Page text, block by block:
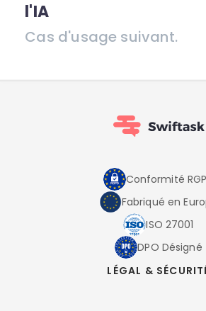
l'IA
Cas d'usage suivant.
Conformité
Fabriqué en
ISO 27001
DPO Désigné
LÉGAL &